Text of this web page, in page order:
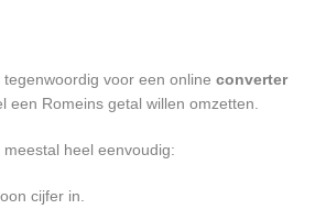
voor een online converter
een Romeins getal willen omzetten.
heel eenvoudig:
cijfer in.